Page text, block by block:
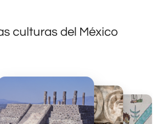
culturas del México